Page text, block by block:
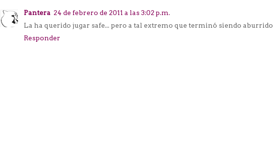
Pantera 24 de febrero de 2011 a las 3:02 p.m.
La ha querido jugar safe... pero a tal extremo que terminó siendo aburrido
Responder